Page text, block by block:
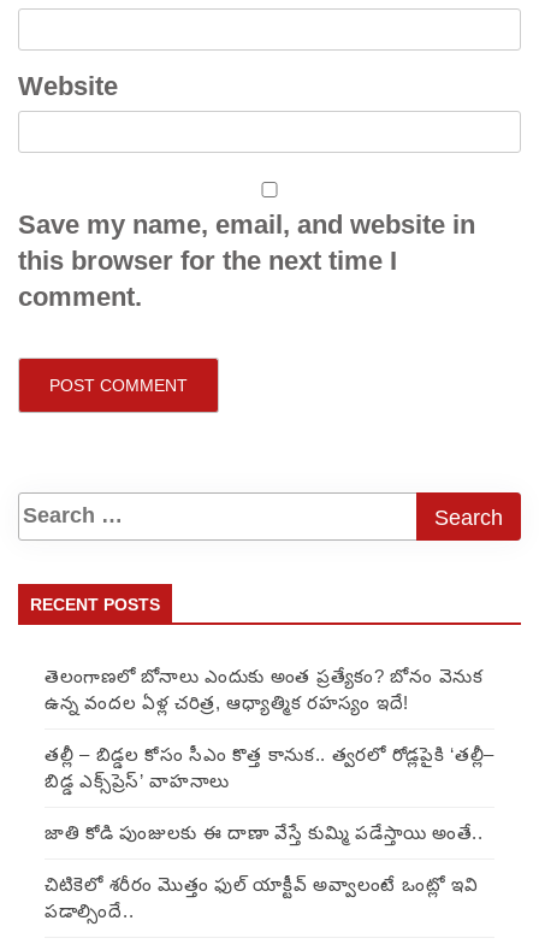
Website
Save my name, email, and website in
this browser for the next time I
comment.
RECENT POSTS
తెలంగాణలో బోనాలు ఎందుకు అంత ప్రత్యేకం? బోనం వెనుక
ఉన్న వందల ఏళ్ల చరిత్ర, ఆధ్యాత్మిక రహస్యం ఇదే!
తల్లీ – బిడ్డల కోసం సీఎం కొత్త కానుక.. త్వరలో రోడ్లపైకి ‘తల్లీ–
బిడ్డ ఎక్స్‌ప్రెస్’ వాహనాలు
జాతి కోడి పుంజులకు ఈ దాణా వేస్తే కుమ్మి పడేస్తాయి అంతే..
చిటికెలో శరీరం మొత్తం ఫుల్ యాక్టీవ్ అవ్వాలంటే ఒంట్లో ఇవి
పడాల్సిందే..